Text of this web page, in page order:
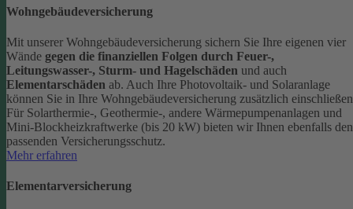
Wohngebäudeversicherung
Mit unserer Wohngebäudeversicherung sichern Sie Ihre eigenen vier
Wände gegen die finanziellen Folgen durch Feuer-,
Leitungswasser-, Sturm- und Hagelschäden und auch
Elementarschäden ab. Auch Ihre Photovoltaik- und Solaranlage
können Sie in Ihre Wohngebäudeversicherung zusätzlich
Für Solarthermie-, Geothermie-, andere Wärmepumpenanlagen und
Mini-Blockheizkraftwerke (bis 20 kW) bieten wir Ihnen ebenfalls den
passenden Versicherungsschutz.
Mehr erfahren
Elementarversicherung